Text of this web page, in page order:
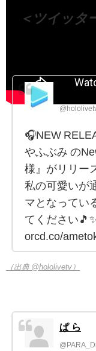
＜ツイッタ
ホロラ
🎧NEW
やふぶみ の
様』がリリー
私の可愛いが
マとなってい
てください
orcd.co/
（出典 @hololivetv）
ぱ ら